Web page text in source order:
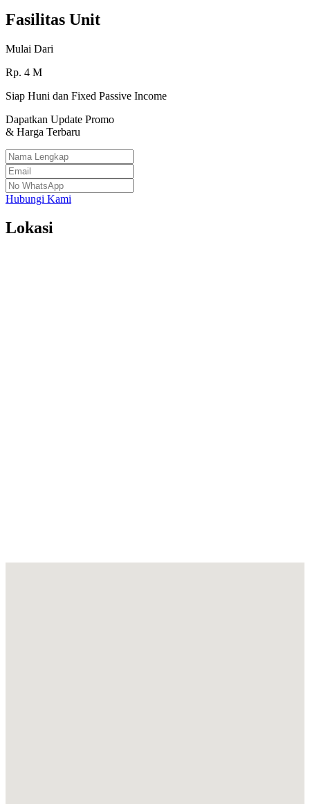
Fasilitas Unit
Mulai Dari
Rp. 4 M
Siap Huni dan Fixed Passive Income
Dapatkan Update Promo
& Harga Terbaru
Hubungi Kami
Lokasi